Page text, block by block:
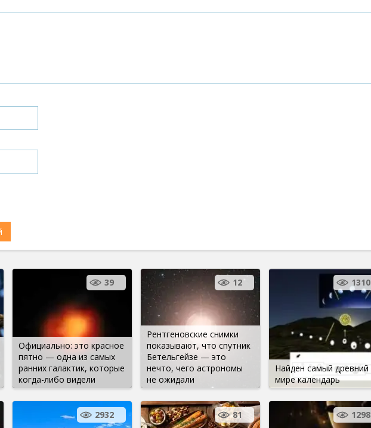
Официально: это красное
пятно — одна из самых
ранних галактик, которые
когда-либо видели
39
Рентгеновские снимки
показывают, что спутник
Бетельгейзе — это
нечто, чего астрономы
не ожидали
12
Найден самый древний
мире календарь
1310
2932 81 1298